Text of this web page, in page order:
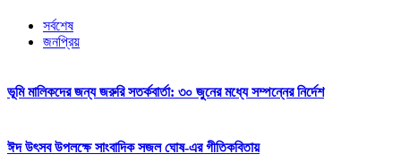
সর্বশেষ
জনপ্রিয়
ভূমি মালিকদের জন্য জরুরি সতর্কবার্তা: ৩০ জুনের মধ্যে সম্পন্নের নির্দেশ
ঈদ উৎসব উপলক্ষে সাংবাদিক সজল ঘোষ-এর গীতিকবিতায়